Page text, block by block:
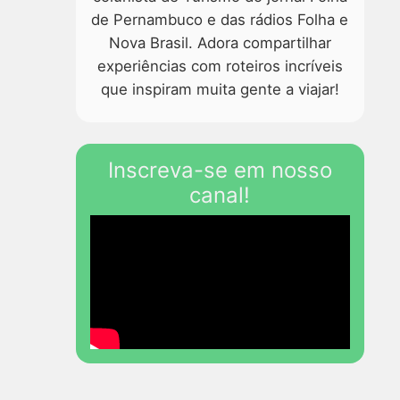
de Pernambuco e das rádios Folha e
Nova Brasil. Adora compartilhar
experiências com roteiros incríveis
que inspiram muita gente a viajar!
Inscreva-se em nosso
canal!